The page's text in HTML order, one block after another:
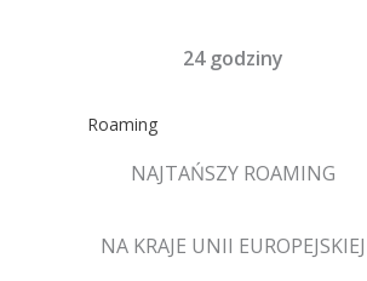
24 godziny
Roaming
NAJTAŃSZY ROAMING
NA KRAJE UNII EUROPEJSKIEJ